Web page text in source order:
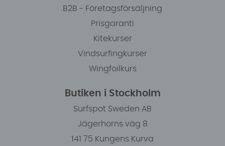
B2B - Företagsförsäljning
Prisgaranti
Kitekurser
Vindsurfingkurser
Wingfoilkurs
Butiken i Stockholm
Surfspot Sweden AB
Jägerhorns väg 8
141 75 Kungens Kurva